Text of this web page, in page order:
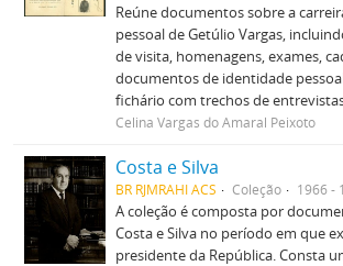
Reúne documentos sobre a
pessoal de Getúlio Vargas,
de visita, homenagens, exames,
documentos de identidade
fichário com trechos de
Celina Vargas do Amaral Peixoto
Costa e Silva
BR RJMRAHI ACS Coleção 1966 -
A coleção é composta por
Costa e Silva no período em que
presidente da República. Consta